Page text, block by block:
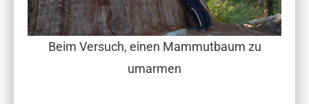
Beim Versuch, einen Mammutbaum zu
umarmen